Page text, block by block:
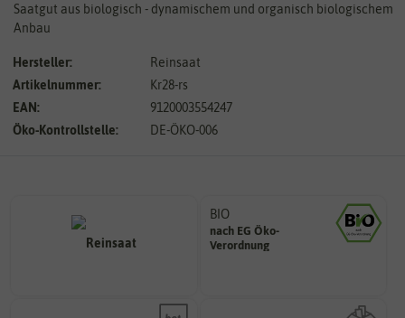
Saatgut aus biologisch - dynamischem und organisch biologischem
Anbau
Hersteller:
Reinsaat
Artikelnummer:
Kr28-rs
EAN:
9120003554247
Öko-Kontrollstelle:
DE-ÖKO-006
BIO
nach EG Öko-
Verordnung
den Richtlinien der biologischen
Landwirtschaft arbeiten.